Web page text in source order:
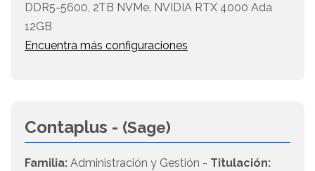
DDR5-5600, 2TB NVMe, NVIDIA RTX 4000 Ada
12GB
Encuentra más configuraciones
Contaplus - (Sage)
Familia: Administración y Gestión - Titulación: